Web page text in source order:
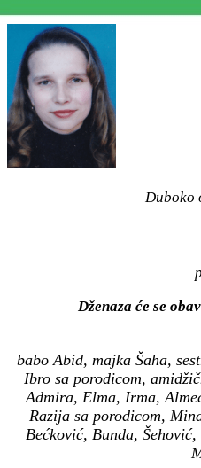
Duboko
Dženaza će se
babo Abid, majka Šaha,
Ibro sa porodicom,
Admira, Elma, Irma,
Razija sa porodicom,
Bećković, Bunda,